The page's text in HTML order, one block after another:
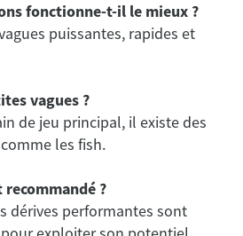
fonctionne-t-il le mieux ?
puissantes, rapides et
vagues ?
de jeu principal, il existe des
les fish.
?
dérives performantes sont